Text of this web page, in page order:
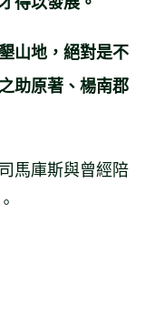
山地，絕對是不
助原著、楊南郡
馬庫斯與曾經陪